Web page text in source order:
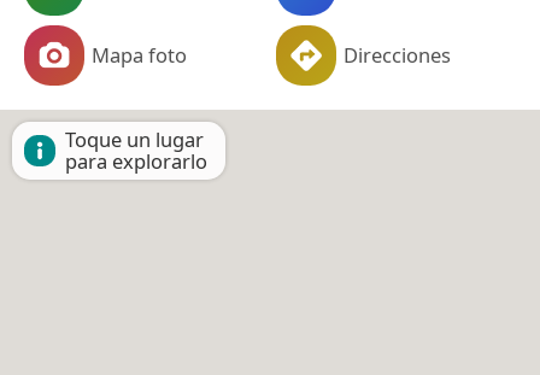
Mapa foto Direcciones
Toque un lugar
para explorarlo